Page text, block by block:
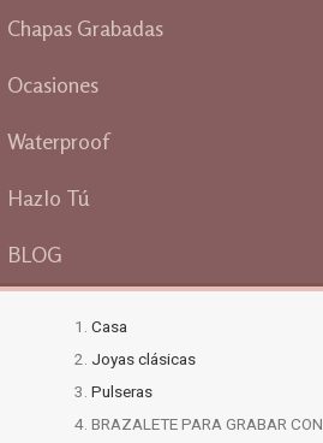
Chapas Grabadas
Ocasiones
Waterproof
Hazlo Tú
BLOG
Casa
Joyas clásicas
Pulseras
BRAZALETE PARA GRABAR